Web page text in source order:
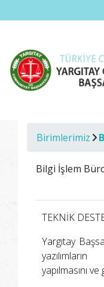
Birimlerimiz
Bilgi İşlem
TEKNİK
Yargıtay
yazılımların
yapılmasını